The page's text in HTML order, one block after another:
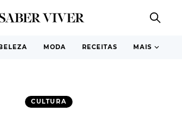
MODA RECEITAS MAIS
CULTURA